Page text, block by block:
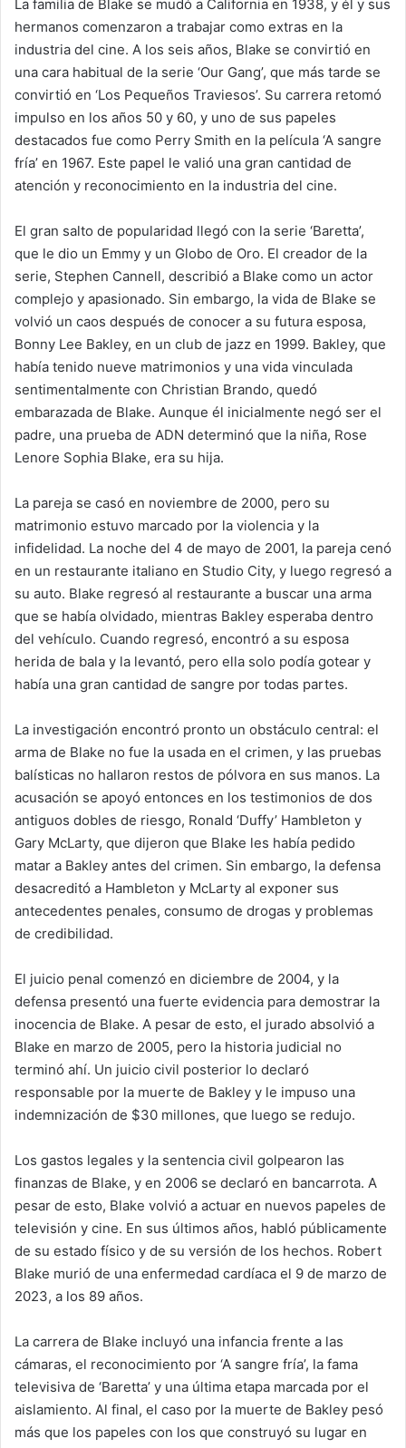
La familia de Blake se mudó a California en 1938, y él y sus
hermanos comenzaron a trabajar como extras en la
industria del cine. A los seis años, Blake se convirtió en
una cara habitual de la serie ‘Our Gang’, que más tarde se
convirtió en ‘Los Pequeños Traviesos’. Su carrera retomó
impulso en los años 50 y 60, y uno de sus papeles
destacados fue como Perry Smith en la película ‘A sangre
fría’ en 1967. Este papel le valió una gran cantidad de
atención y reconocimiento en la industria del cine.
El gran salto de popularidad llegó con la serie ‘Baretta’,
que le dio un Emmy y un Globo de Oro. El creador de la
serie, Stephen Cannell, describió a Blake como un actor
complejo y apasionado. Sin embargo, la vida de Blake se
volvió un caos después de conocer a su futura esposa,
Bonny Lee Bakley, en un club de jazz en 1999. Bakley, que
había tenido nueve matrimonios y una vida vinculada
sentimentalmente con Christian Brando, quedó
embarazada de Blake. Aunque él inicialmente negó ser el
padre, una prueba de ADN determinó que la niña, Rose
Lenore Sophia Blake, era su hija.
La pareja se casó en noviembre de 2000, pero su
matrimonio estuvo marcado por la violencia y la
infidelidad. La noche del 4 de mayo de 2001, la pareja cenó
en un restaurante italiano en Studio City, y luego regresó a
su auto. Blake regresó al restaurante a buscar una arma
que se había olvidado, mientras Bakley esperaba dentro
del vehículo. Cuando regresó, encontró a su esposa
herida de bala y la levantó, pero ella solo podía gotear y
había una gran cantidad de sangre por todas partes.
La investigación encontró pronto un obstáculo central: el
arma de Blake no fue la usada en el crimen, y las pruebas
balísticas no hallaron restos de pólvora en sus manos. La
acusación se apoyó entonces en los testimonios de dos
antiguos dobles de riesgo, Ronald ‘Duffy’ Hambleton y
Gary McLarty, que dijeron que Blake les había pedido
matar a Bakley antes del crimen. Sin embargo, la defensa
desacreditó a Hambleton y McLarty al exponer sus
antecedentes penales, consumo de drogas y problemas
de credibilidad.
El juicio penal comenzó en diciembre de 2004, y la
defensa presentó una fuerte evidencia para demostrar la
inocencia de Blake. A pesar de esto, el jurado absolvió a
Blake en marzo de 2005, pero la historia judicial no
terminó ahí. Un juicio civil posterior lo declaró
responsable por la muerte de Bakley y le impuso una
indemnización de $30 millones, que luego se redujo.
Los gastos legales y la sentencia civil golpearon las
finanzas de Blake, y en 2006 se declaró en bancarrota. A
pesar de esto, Blake volvió a actuar en nuevos papeles de
televisión y cine. En sus últimos años, habló públicamente
de su estado físico y de su versión de los hechos. Robert
Blake murió de una enfermedad cardíaca el 9 de marzo de
2023, a los 89 años.
La carrera de Blake incluyó una infancia frente a las
cámaras, el reconocimiento por ‘A sangre fría’, la fama
televisiva de ‘Baretta’ y una última etapa marcada por el
aislamiento. Al final, el caso por la muerte de Bakley pesó
más que los papeles con los que construyó su lugar en